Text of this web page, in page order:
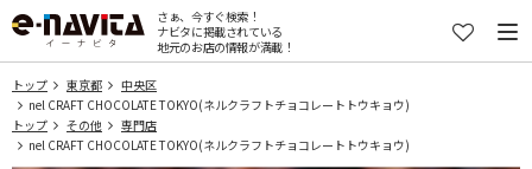
さぁ、今すぐ検索！
ナビタに掲載されている
地元のお店の情報が満載！
トップ 東京都
中央区
nel CRAFT CHOCOLATE TOKYO(ネルクラフトチョコレートトウキョウ)
トップ
その他
専門店
nel CRAFT CHOCOLATE TOKYO(ネルクラフトチョコレートトウキョウ)